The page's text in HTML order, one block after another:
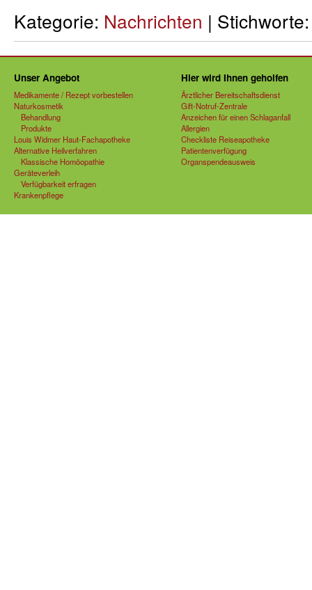
Kategorie: Nachrichten |
Unser Angebot
Medikamente / Rezept vorbestellen
Naturkosmetik
Behandlung
Produkte
Louis Widmer Haut-Fachapotheke
Alternative Heilverfahren
Klassische Homöopathie
Geräteverleih
Verfügbarkeit erfragen
Krankenpflege
Hier wird Ihnen geholfen
Ärztlicher Bereitschaftsdienst
Gift-Notruf-Zentrale
Anzeichen für einen Schlaganfall
Allergien
Checkliste Reiseapotheke
Patientenverfügung
Organspendeausweis